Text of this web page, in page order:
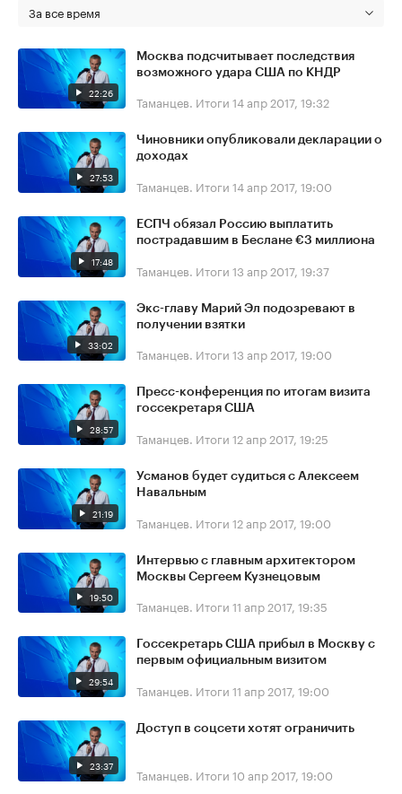
За все время
22:26
Москва подсчитывает последствия
возможного удара США по КНДР
Таманцев. Итоги 14 апр 2017, 19:32
27:53
Чиновники опубликовали декларации о
доходах
Таманцев. Итоги 14 апр 2017, 19:00
17:48
ЕСПЧ обязал Россию выплатить
пострадавшим в Беслане €3 миллиона
Таманцев. Итоги 13 апр 2017, 19:37
33:02
Экс-главу Марий Эл подозревают в
получении взятки
Таманцев. Итоги 13 апр 2017, 19:00
28:57
Пресс-конференция по итогам визита
госсекретаря США
Таманцев. Итоги 12 апр 2017, 19:25
21:19
Усманов будет судиться с Алексеем
Навальным
Таманцев. Итоги 12 апр 2017, 19:00
19:50
Интервью с главным архитектором
Москвы Сергеем Кузнецовым
Таманцев. Итоги 11 апр 2017, 19:35
29:54
Госсекретарь США прибыл в Москву с
первым официальным визитом
Таманцев. Итоги 11 апр 2017, 19:00
23:37
Доступ в соцсети хотят ограничить
Таманцев. Итоги 10 апр 2017, 19:00